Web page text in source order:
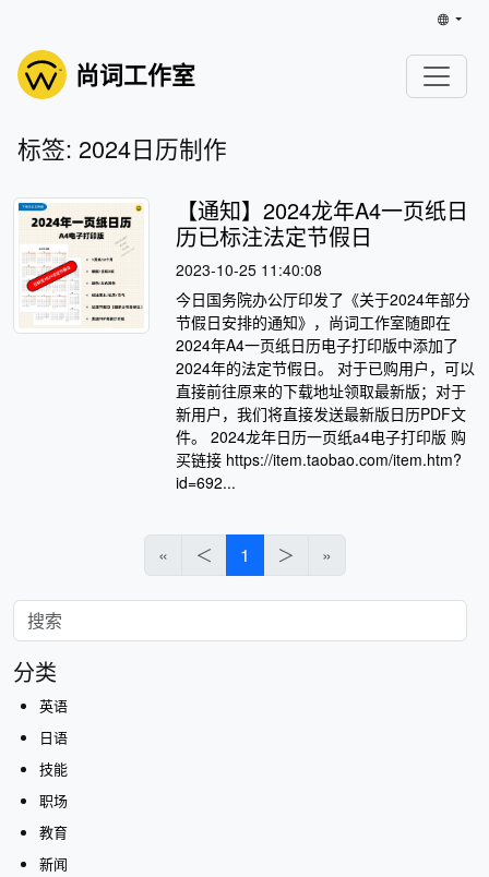
尚词工作室
标签: 2024日历制作
【通知】2024龙年A4一页纸日
历已标注法定节假日
2023-10-25 11:40:08
今日国务院办公厅印发了《关于2024年部分
节假日安排的通知》，尚词工作室随即在
2024年A4一页纸日历电子打印版中添加了
2024年的法定节假日。 对于已购用户，可以
直接前往原来的下载地址领取最新版；对于
新用户，我们将直接发送最新版日历PDF文
件。 2024龙年日历一页纸a4电子打印版 购
买链接 https://item.taobao.com/item.htm?
id=692...
« ＜ 1 ＞ »
分类
英语
日语
技能
职场
教育
新闻